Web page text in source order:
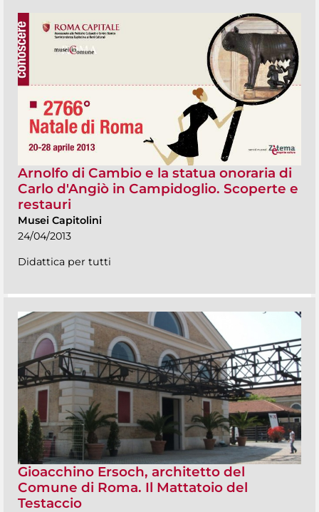
Arnolfo di Cambio e la statua onoraria di
Carlo d'Angiò in Campidoglio. Scoperte e
restauri
Musei Capitolini
24/04/2013
Didattica per tutti
Gioacchino Ersoch, architetto del
Comune di Roma. Il Mattatoio del
Testaccio